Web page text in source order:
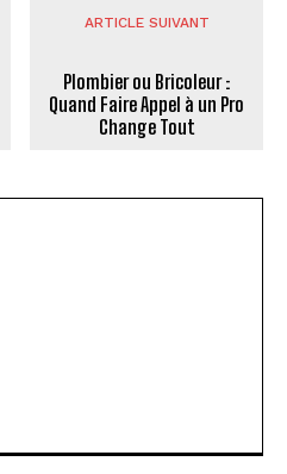
ARTICLE SUIVANT
Plombier ou Bricoleur :
Quand Faire Appel à un Pro
Change Tout